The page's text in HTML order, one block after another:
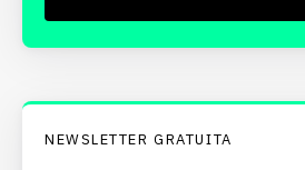
NEWSLETTER GRATUITA